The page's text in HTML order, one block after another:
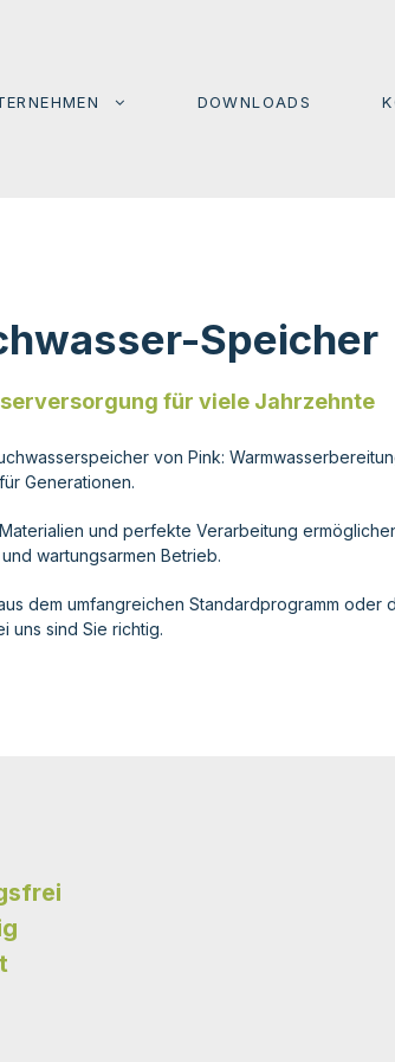
DOWNLOADS
Speicher
für viele Jahrzehnte
von Pink:
Generationen.
und perfekte Verarbeitung
wartungsarmen Betrieb.
dem umfangreichen Standardprogramm oder
uns sind Sie richtig.